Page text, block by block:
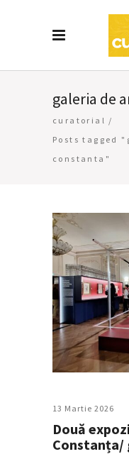
galeria de
curatorial /
Posts tagged
constanta"
13 Martie 2026
Două